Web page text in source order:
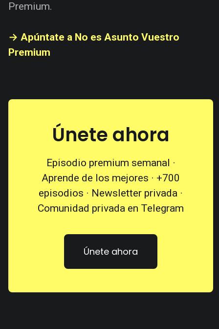
Premium.
→ Apúntate a No es Asunto Vuestro
Premium
Únete ahora
Episodio premium semanal ·
Aprende de los mejores · +700
episodios · Newsletter privada ·
Comunidad privada en Telegram
Únete ahora